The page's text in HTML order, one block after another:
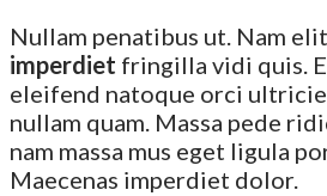
Nullam penatibus ut. Nam
imperdiet fringilla vidi quis.
eleifend natoque orci
nullam quam. Massa pede
nam massa mus eget ligula
Maecenas imperdiet dolor.